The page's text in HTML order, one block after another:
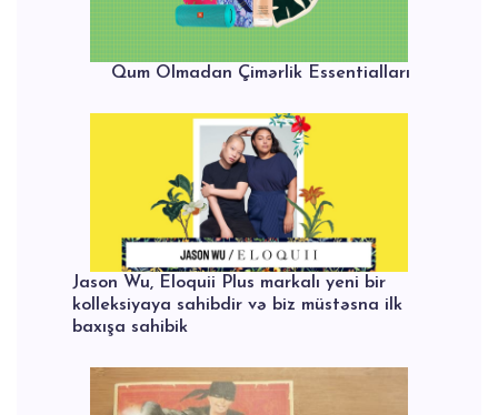
Qum Olmadan Çimərlik Essentialları
Jason Wu, Eloquii Plus markalı yeni bir
kolleksiyaya sahibdir və biz müstəsna ilk
baxışa sahibik